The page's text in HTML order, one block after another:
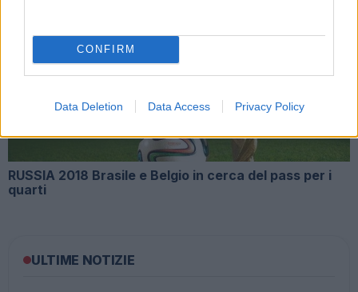
CONFIRM
Data Deletion Data Access Privacy Policy
RUSSIA 2018 Inghilterra e Colombia si giocano i quarti
RUSSIA 2018 Brasile e Belgio in cerca del pass per i
quarti
ULTIME NOTIZIE